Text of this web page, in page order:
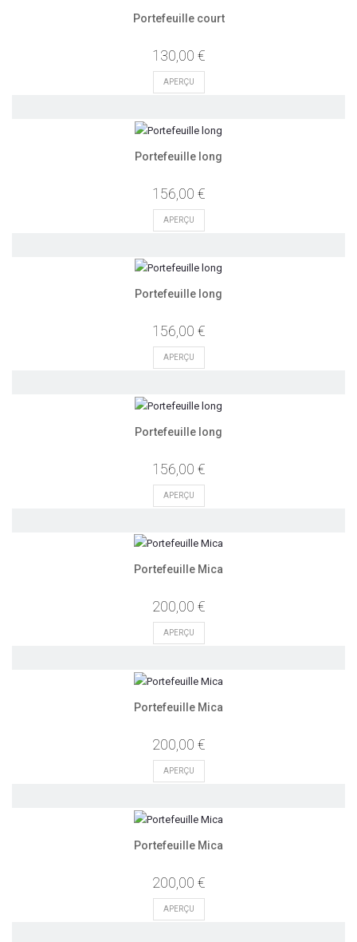
Portefeuille court
130,00 €
APERÇU
Portefeuille long
156,00 €
APERÇU
Portefeuille long
156,00 €
APERÇU
Portefeuille long
156,00 €
APERÇU
Portefeuille Mica
200,00 €
APERÇU
Portefeuille Mica
200,00 €
APERÇU
Portefeuille Mica
200,00 €
APERÇU